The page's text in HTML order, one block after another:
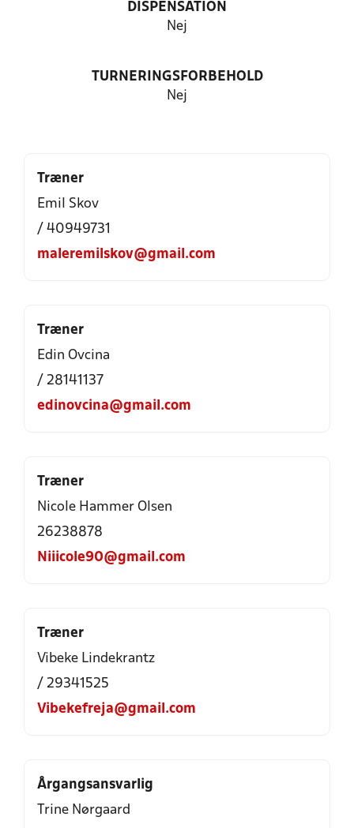
DISPENSATION
Nej
TURNERINGSFORBEHOLD
Nej
Træner
Emil Skov
/ 40949731
maleremilskov@gmail.com
Træner
Edin Ovcina
/ 28141137
edinovcina@gmail.com
Træner
Nicole Hammer Olsen
26238878
Niiicole90@gmail.com
Træner
Vibeke Lindekrantz
/ 29341525
Vibekefreja@gmail.com
Årgangsansvarlig
Trine Nørgaard